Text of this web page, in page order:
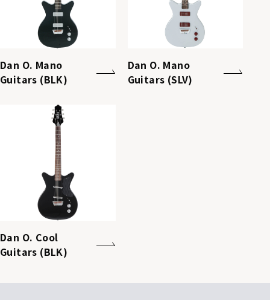
Dan O. Mano
Guitars (BLK)
Dan O. Mano
Guitars (SLV)
Dan O. Cool
Guitars (BLK)